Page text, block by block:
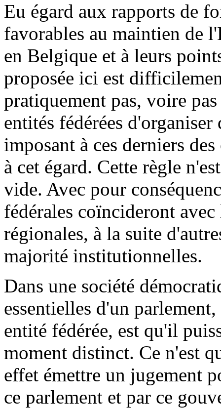
Eu égard aux rapports de
favorables au maintien de
en Belgique et à leurs
proposée ici est
pratiquement pas, voire
entités fédérées
imposant à ces derniers
à cet égard. Cette règle
vide. Avec pour
fédérales coïncideront
régionales, à la suite
majorité institutionnelles.
Dans une société
essentielles d'un
entité fédérée, est qu'il
moment distinct. Ce n'est
effet émettre un jugement
ce parlement et par ce